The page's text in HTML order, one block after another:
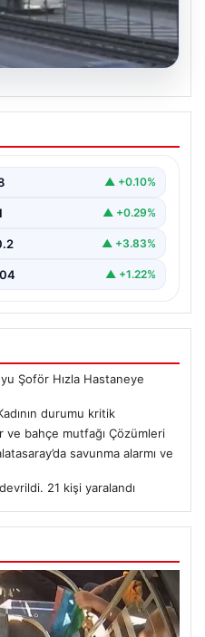
çarptı: Kadının
▲ +0.10%
▲ +0.29%
▲ +3.83%
▲ +1.22%
Şoför Hızla Hastaneye
durumu kritik
ve bahçe mutfağı Çözümleri
savunma alarmı ve
21 kişi yaralandı